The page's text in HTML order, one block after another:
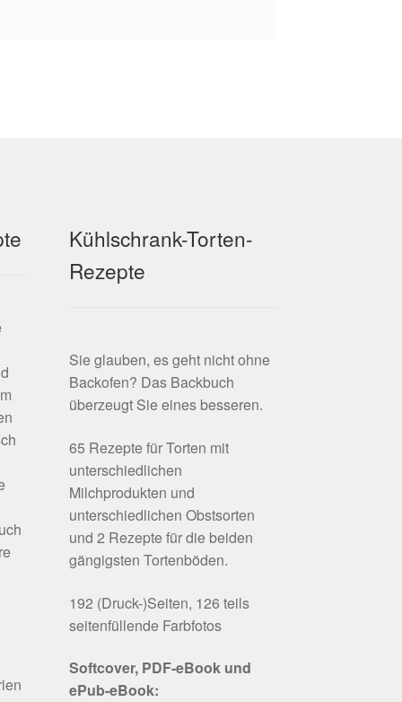
Kühlschrank-Torten-
Rezepte
Sie glauben, es geht nicht ohne
Backofen? Das Backbuch
überzeugt Sie eines besseren.
65 Rezepte für Torten mit
unterschiedlichen
Milchprodukten und
unterschiedlichen Obstsorten
und 2 Rezepte für die beiden
gängigsten Tortenböden.
192 (Druck-)Seiten, 126 teils
seitenfüllende Farbfotos
Softcover, PDF-eBook und
ePub-eBook: